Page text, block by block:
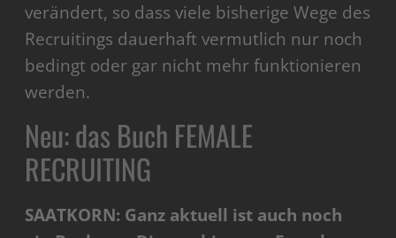
verändert, so dass viele bisherige Wege des
Recruitings dauerhaft vermutlich nur noch
bedingt oder gar nicht mehr funktionieren
werden.
Neu: das Buch FEMALE
RECRUITING
SAATKORN: Ganz aktuell ist auch noch